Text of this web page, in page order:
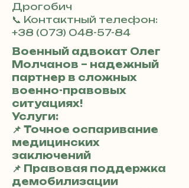
Дрогобич
📞 Контактный телефон:
+38 (073) 048-57-84
Военный адвокат Олег
Молчанов – надежный
партнер в сложных
военно-правовых
ситуациях!
Услуги:
📌 Точное оспаривание
медицинских
заключений
📌 Правовая поддержка
демобилизации